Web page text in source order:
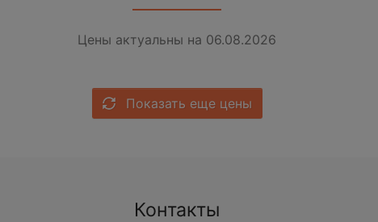
Цены актуальны на 06.08.2026
Показать еще цены
Контакты